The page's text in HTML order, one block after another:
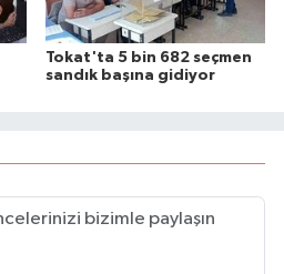
Tokat'ta 5 bin 682 seçmen
sandık başına gidiyor